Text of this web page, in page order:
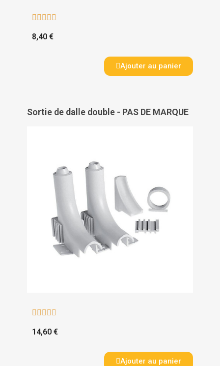
    
8,40 €
Ajouter au panier
Sortie de dalle double - PAS DE MARQUE
    
14,60 €
Ajouter au panier